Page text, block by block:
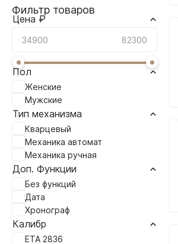
Фильтр товаров
Цена ₽
Пол
Женские
Мужские
Тип механизма
Кварцевый
Механика автомат
Механика ручная
Доп. Функции
Без функций
Дата
Хронограф
Калибр
ETA 2836